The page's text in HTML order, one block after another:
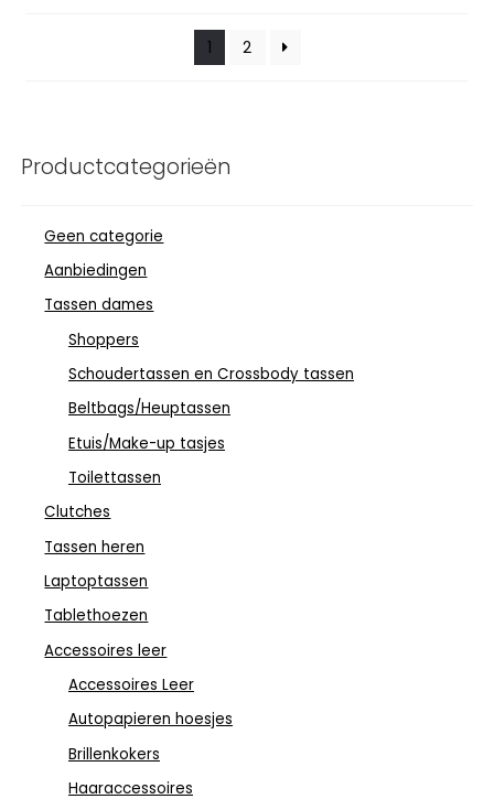
1 2
Productcategorieën
Geen categorie
Aanbiedingen
Tassen dames
Shoppers
Schoudertassen en Crossbody tassen
Beltbags/Heuptassen
Etuis/Make-up tasjes
Toilettassen
Clutches
Tassen heren
Laptoptassen
Tablethoezen
Accessoires leer
Accessoires Leer
Autopapieren hoesjes
Brillenkokers
Haaraccessoires